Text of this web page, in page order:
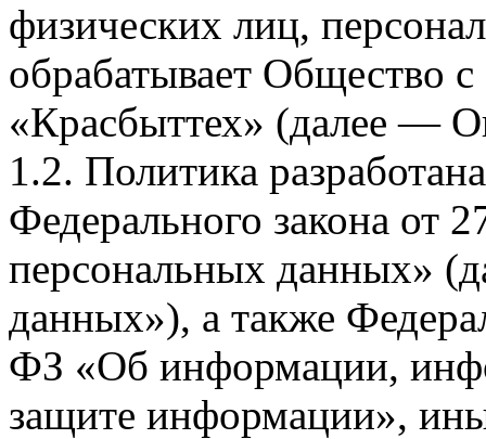
физических лиц,
обрабатывает Общество
«Красбыттех» (далее —
1.2. Политика
Федерального закона
персональных данных»
данных»), а также
ФЗ «Об информации,
защите информации»,